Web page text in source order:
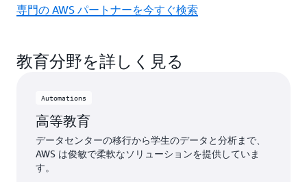
専門の AWS パートナーを今すぐ検索
教育分野を詳しく見る
Automations
高等教育
データセンターの移行から学生のデータと分析まで、
AWS は俊敏で柔軟なソリューションを提供していま
す。